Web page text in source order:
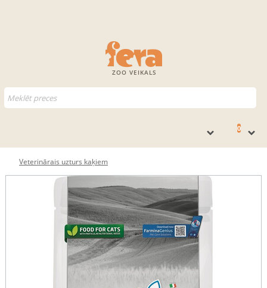
ZOO VEIKALS
0
Veterinārais uzturs kaķiem